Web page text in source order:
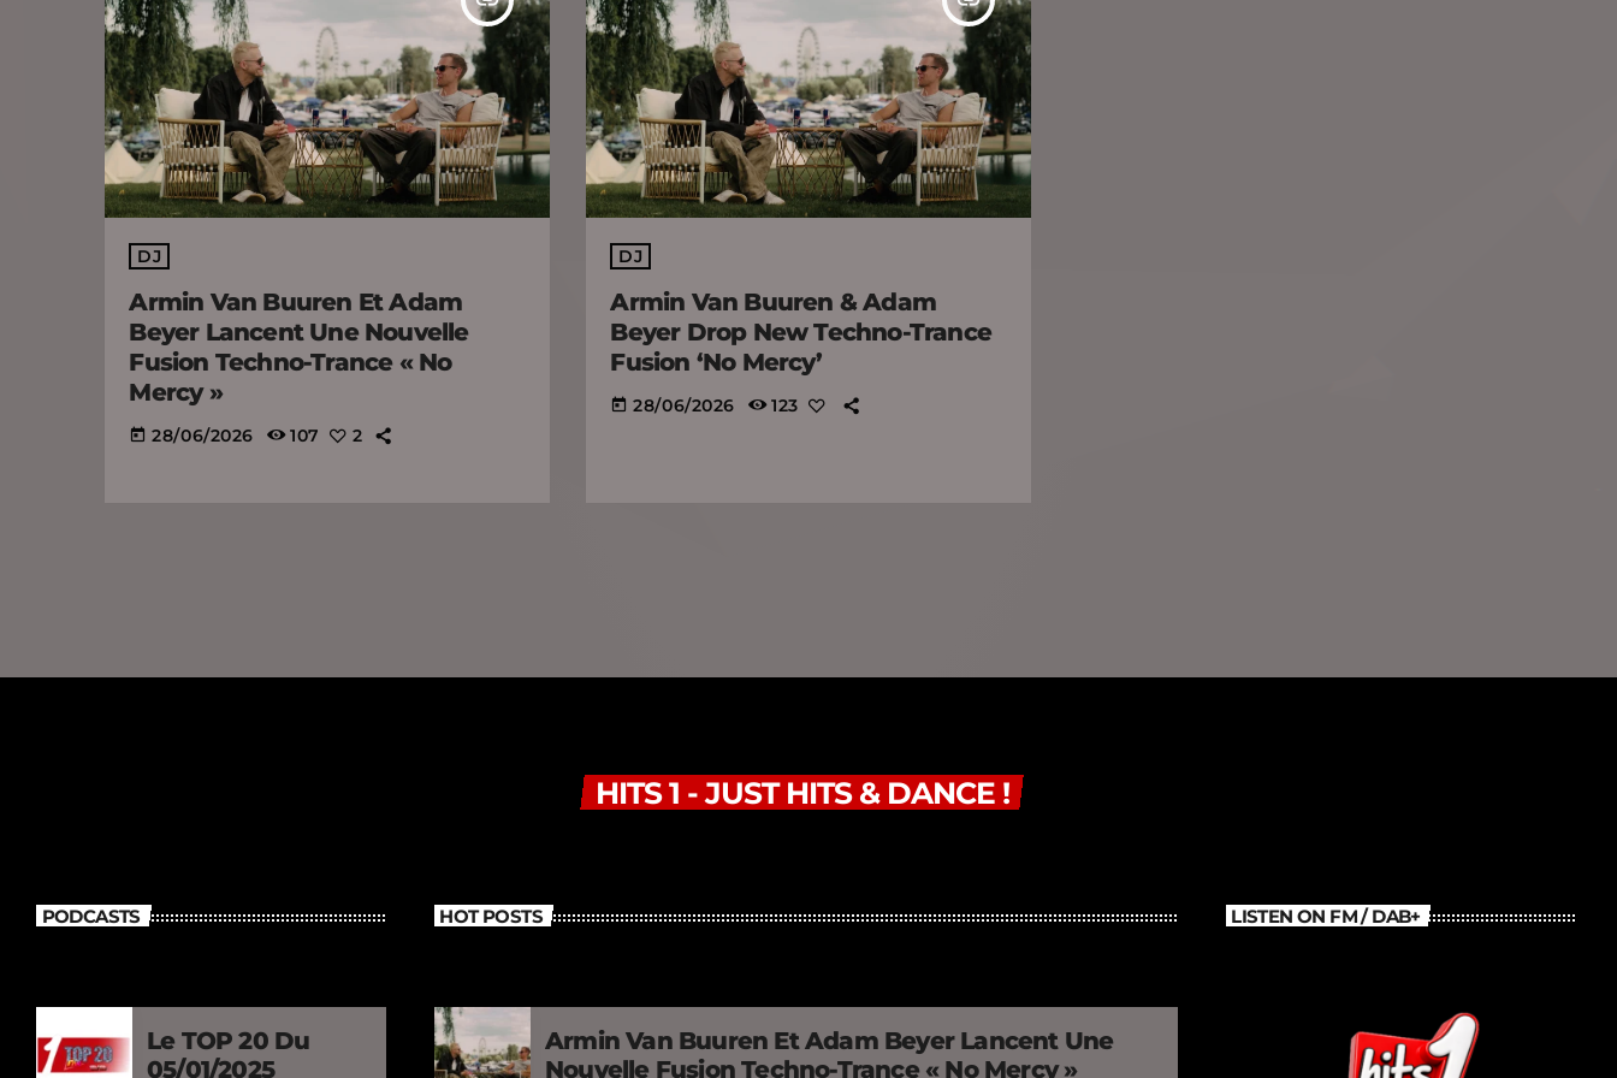
DJ
Armin Van Buuren Et Adam
Beyer Lancent Une Nouvelle
Fusion Techno-Trance « No
Mercy »
today 28/06/2026 107 2
DJ
Armin Van Buuren & Adam
Beyer Drop New Techno-Trance
Fusion ‘No Mercy’
today 28/06/2026 123
HITS 1 - JUST HITS & DANCE !
PODCASTS
Le TOP 20 Du
05/01/2025
HOT POSTS
Armin Van Buuren Et Adam Beyer Lancent Une
Nouvelle Fusion Techno-Trance « No Mercy »
LISTEN ON FM / DAB+